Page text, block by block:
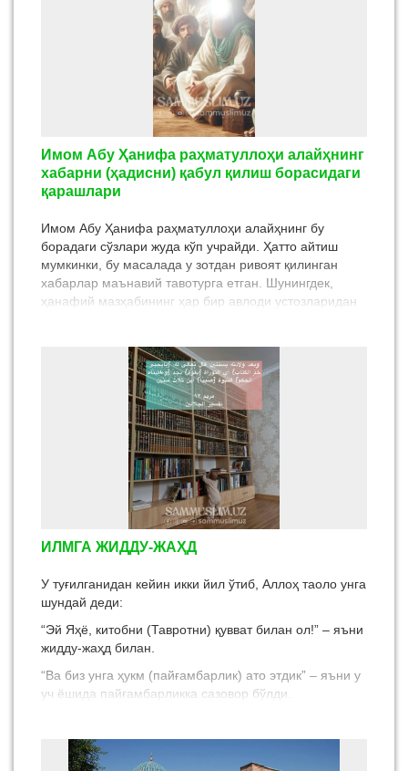
“Ҳа, мен билан ҳам. Лекин Аллоҳ менга ёрдам берди
ва у Исломни қабул қилди. Шунинг учун у менга
фақат яхшиликни буюради.”
Имом Абу Ҳанифа раҳматуллоҳи алайҳнинг
хабарни (ҳадисни) қабул қилиш борасидаги
қарашлари
Имом Абу Ҳанифа раҳматуллоҳи алайҳнинг бу
борадаги сўзлари жуда кўп учрайди. Ҳатто айтиш
мумкинки, бу масалада у зотдан ривоят қилинган
хабарлар маънавий тавотурга етган. Шунингдек,
ҳанафий мазҳабининг ҳар бир авлоди устозларидан
ИЛМГА ЖИДДУ-ЖАҲД
У туғилганидан кейин икки йил ўтиб, Аллоҳ таоло унга
шундай деди:
“Эй Яҳё, китобни (Тавротни) қувват билан ол!” – яъни
жидду-жаҳд билан.
“Ва биз унга ҳукм (пайғамбарлик) ато этдик” – яъни у
уч ёшида пайғамбарликка сазовор бўлди.